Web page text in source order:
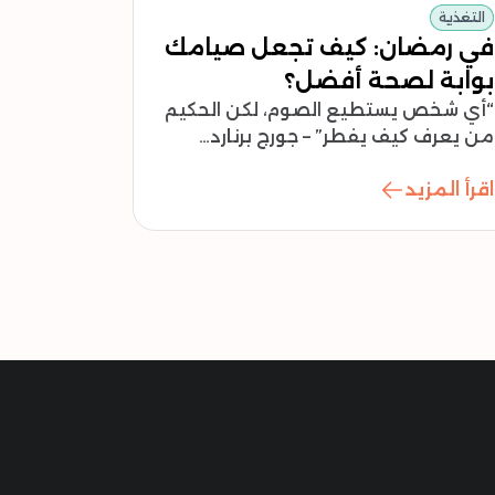
التغذية
في رمضان: كيف تجعل صيامك
بوابة لصحة أفضل؟
“أي شخص يستطيع الصوم، لكن الحكيم
من يعرف كيف يفطر” – جورج برنارد…
اقرأ المزيد